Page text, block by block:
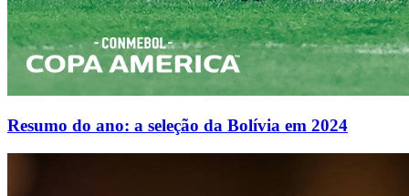
Resumo do ano: a seleção da Bolívia em 2024